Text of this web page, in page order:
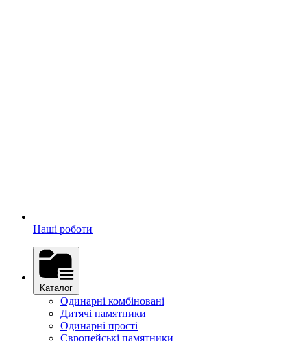
Наші роботи
Каталог
Одинарні комбіновані
Дитячі памятники
Одинарні прості
Європейські памятники